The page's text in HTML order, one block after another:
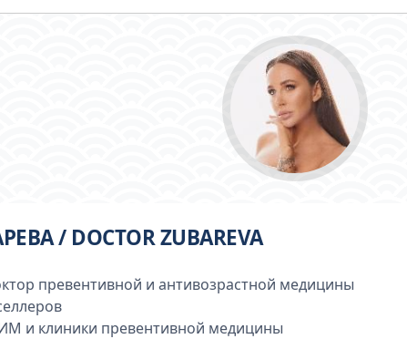
/ DOCTOR ZUBAREVA
превентивной и антивозрастной медицины
и клиники превентивной медицины